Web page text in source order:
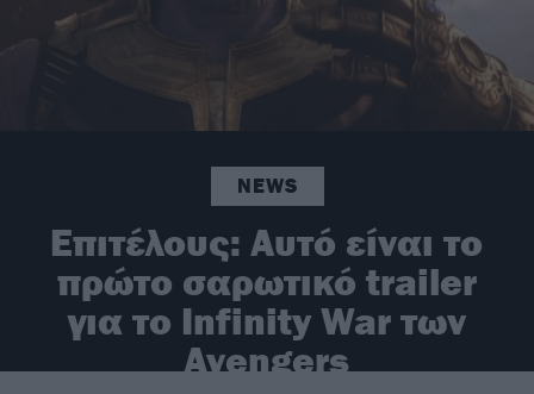
NEWS
Επιτέλους: Αυτό είναι το
πρώτο σαρωτικό trailer
για το Infinity War των
Avengers